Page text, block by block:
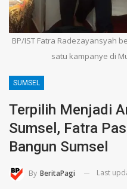
BP/IST Fatra Radezayansyah
satu kampanye di
SUMSEL
Terpilih Menjadi
Sumsel, Fatra
Bangun Sumsel
By BeritaPagi Last